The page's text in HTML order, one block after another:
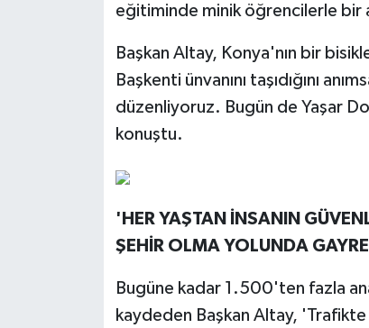
eğitiminde minik öğrencilerle bir
Başkan Altay, Konya'nın bir
Başkenti ünvanını taşıdığını
düzenliyoruz. Bugün de Yaşar
konuştu.
'HER YAŞTAN İNSANIN
ŞEHİR OLMA YOLUNDA
Bugüne kadar 1.500'ten fazla
kaydeden Başkan Altay,